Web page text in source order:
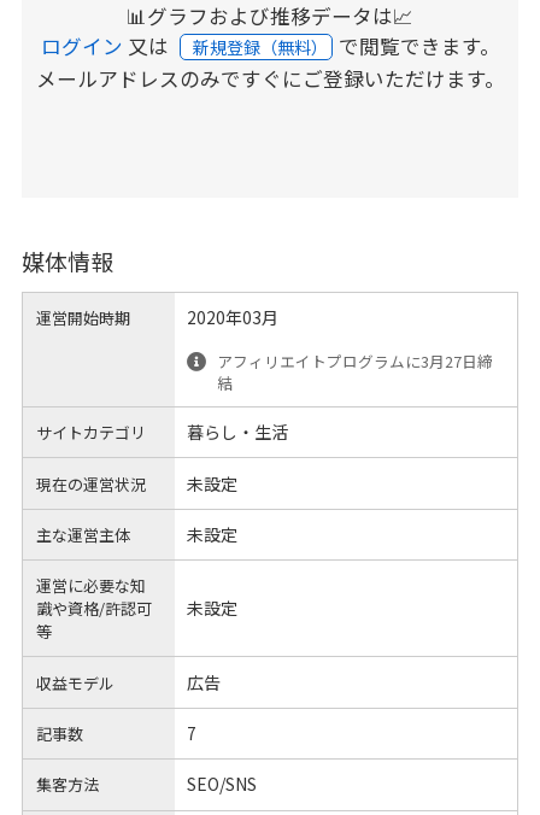
📊グラフおよび推移データは📈
ログイン 又は 新規登録（無料） で閲覧できます。
メールアドレスのみですぐにご登録いただけます。
媒体情報
運営開始時期 2020年03月
アフィリエイトプログラムに3月27日締
結
サイトカテゴリ 暮らし・生活
現在の運営状況 未設定
主な運営主体 未設定
運営に必要な知
識や資格/許認可
等
未設定
収益モデル 広告
記事数 7
集客方法 SEO/SNS